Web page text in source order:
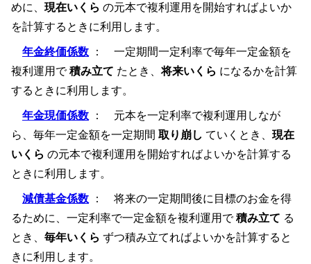
めに、 現在いくら の元本で複利運用を開始すればよいか
を計算するときに利用します。
年金終価係数 ： 一定期間一定利率で毎年一定金額を
複利運用で積み立て たとき、将来いくら になるかを計算
するときに利用します。
年金現価係数 ： 元本を一定利率で複利運用しなが
ら、毎年一定金額を一定期間 取り崩し ていくとき、 現在
いくら の元本で複利運用を開始すればよいかを計算する
ときに利用します。
減債基金係数 ： 将来の一定期間後に目標のお金を得
るために、一定利率で一定金額を複利運用で積み立て る
とき、 毎年いくら ずつ積み立てればよいかを計算すると
きに利用します。